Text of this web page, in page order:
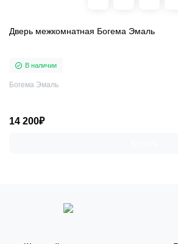
Дверь межкомнатная Богема Эмаль
В наличии
Богема Эмаль
14 200₽